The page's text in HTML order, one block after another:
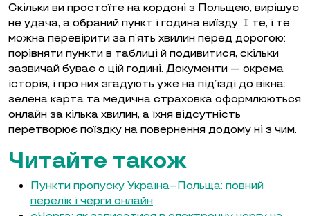
Скільки ви простоїте на кордоні з Польщею, вирішує
не удача, а обраний пункт і година виїзду. І те, і те
можна перевірити за п’ять хвилин перед дорогою:
порівняти пункти в таблиці й подивитися, скільки
зазвичай буває о цій годині. Документи — окрема
історія, і про них згадують уже на під’їзді до вікна:
зелена карта та медична страховка оформлюються
онлайн за кілька хвилин, а їхня відсутність
перетворює поїздку на повернення додому ні з чим.
Читайте також
Пункти пропуску Україна–Польща: повний
перелік і черги онлайн